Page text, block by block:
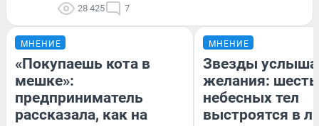
28 425 7
МНЕНИЕ
«Покупаешь кота в
мешке»:
предприниматель
рассказала, как на
МНЕНИЕ
Звезды
желания: шесть
небесных тел
выстроятся в